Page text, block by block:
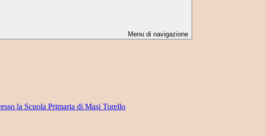
Menu di navigazione
la Scuola Primaria di Masi Torello